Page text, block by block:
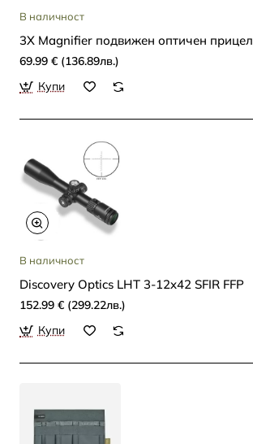
В наличност
3X Magnifier подвижен оптичен прицел
69.99 € (136.89лв.)
Купи
В наличност
Discovery Optics LHT 3-12x42 SFIR FFP
152.99 € (299.22лв.)
Купи